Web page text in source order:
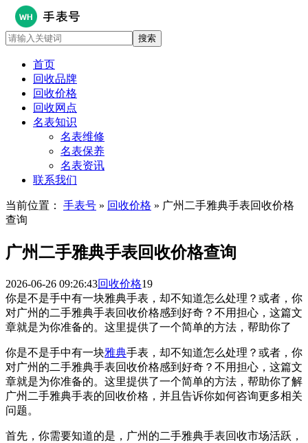
首页
回收品牌
回收价格
回收网点
名表知识
名表维修
名表保养
名表资讯
联系我们
当前位置： 手表号 » 回收价格 » 广州二手雅典手表回收价格
查询
广州二手雅典手表回收价格查询
2026-06-26 09:26:43回收价格19
你是不是手中有一块雅典手表，却不知道怎么处理？或者，你
对广州的二手雅典手表回收价格感到好奇？不用担心，这篇文
章就是为你准备的。这里提供了一个简单的方法，帮助你了
你是不是手中有一块雅典手表，却不知道怎么处理？或者，你
对广州的二手雅典手表回收价格感到好奇？不用担心，这篇文
章就是为你准备的。这里提供了一个简单的方法，帮助你了解
广州二手雅典手表的回收价格，并且告诉你如何咨询更多相关
问题。
首先，你需要知道的是，广州的二手雅典手表回收市场活跃，